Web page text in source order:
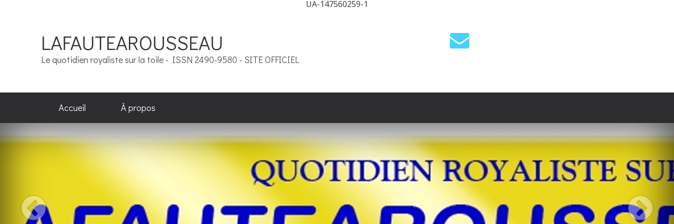
UA-147560259-1
LAFAUTEAROUSSEAU
Le quotidien royaliste sur la toile - ISSN 2490-9580 - SITE OFFICIEL
Accueil À propos